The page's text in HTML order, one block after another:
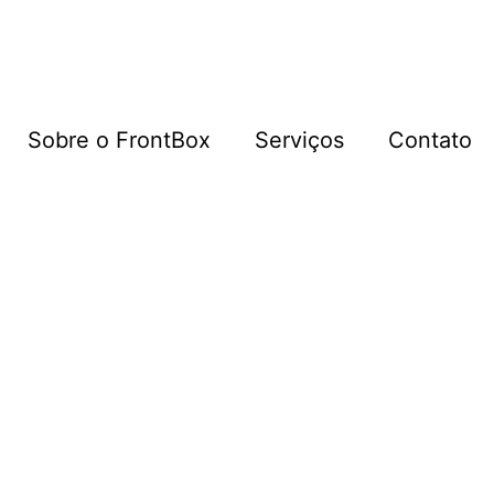
Sobre o FrontBox Serviços Contato